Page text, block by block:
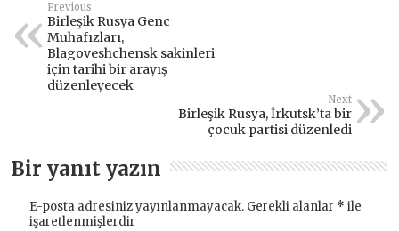
Previous
Birleşik Rusya Genç
Muhafızları,
Blagoveshchensk sakinleri
için tarihi bir arayış
düzenleyecek
Next
Birleşik Rusya, İrkutsk’ta bir
çocuk partisi düzenledi
Bir yanıt yazın
E-posta adresiniz yayınlanmayacak. Gerekli alanlar * ile
işaretlenmişlerdir